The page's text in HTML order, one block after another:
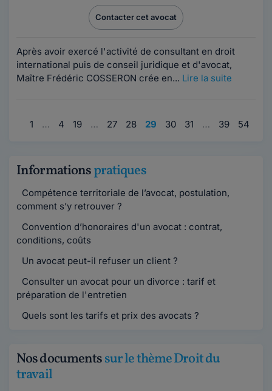
Contacter cet avocat
Après avoir exercé l'activité de consultant en droit
international puis de conseil juridique et d'avocat,
Maître Frédéric COSSERON crée en... Lire la suite
1 … 4 19 … 27 28 29 30 31 … 39 54
Informationspratiques
Compétence territoriale de l’avocat, postulation,
comment s’y retrouver ?
Convention d’honoraires d'un avocat : contrat,
conditions, coûts
Un avocat peut-il refuser un client ?
Consulter un avocat pour un divorce : tarif et
préparation de l'entretien
Quels sont les tarifs et prix des avocats ?
Nos documentssur le thème Droit du
travail